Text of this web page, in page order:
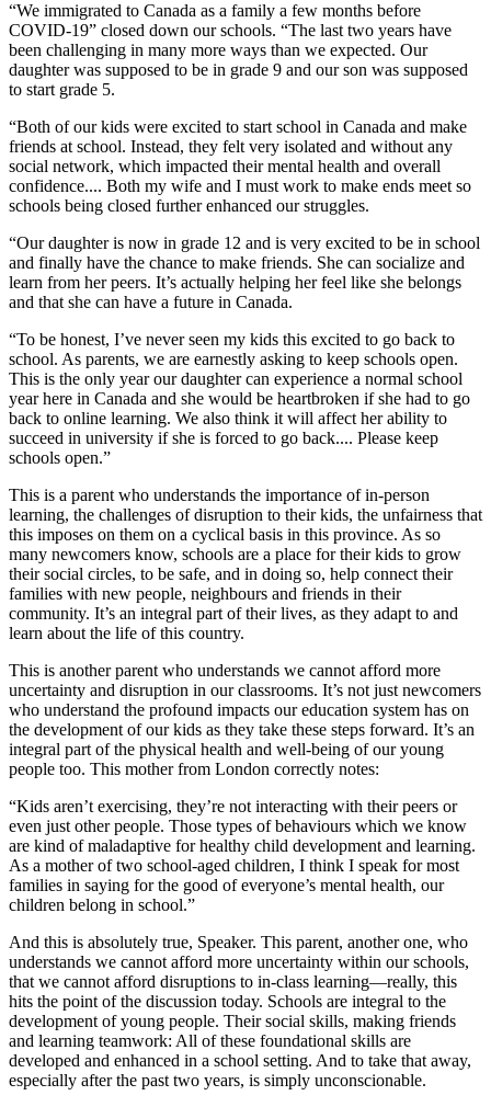
“We immigrated to Canada as a family a few months before
COVID-19” closed down our schools. “The last two years have
been challenging in many more ways than we expected. Our
daughter was supposed to be in grade 9 and our son was supposed
to start grade 5.
“Both of our kids were excited to start school in Canada and make
friends at school. Instead, they felt very isolated and without any
social network, which impacted their mental health and overall
confidence.... Both my wife and I must work to make ends meet so
schools being closed further enhanced our struggles.
“Our daughter is now in grade 12 and is very excited to be in school
and finally have the chance to make friends. She can socialize and
learn from her peers. It’s actually helping her feel like she belongs
and that she can have a future in Canada.
“To be honest, I’ve never seen my kids this excited to go back to
school. As parents, we are earnestly asking to keep schools open.
This is the only year our daughter can experience a normal school
year here in Canada and she would be heartbroken if she had to go
back to online learning. We also think it will affect her ability to
succeed in university if she is forced to go back.... Please keep
schools open.”
This is a parent who understands the importance of in-person
learning, the challenges of disruption to their kids, the unfairness that
this imposes on them on a cyclical basis in this province. As so
many newcomers know, schools are a place for their kids to grow
their social circles, to be safe, and in doing so, help connect their
families with new people, neighbours and friends in their
community. It’s an integral part of their lives, as they adapt to and
learn about the life of this country.
This is another parent who understands we cannot afford more
uncertainty and disruption in our classrooms. It’s not just newcomers
who understand the profound impacts our education system has on
the development of our kids as they take these steps forward. It’s an
integral part of the physical health and well-being of our young
people too. This mother from London correctly notes:
“Kids aren’t exercising, they’re not interacting with their peers or
even just other people. Those types of behaviours which we know
are kind of maladaptive for healthy child development and learning.
As a mother of two school-aged children, I think I speak for most
families in saying for the good of everyone’s mental health, our
children belong in school.”
And this is absolutely true, Speaker. This parent, another one, who
understands we cannot afford more uncertainty within our schools,
that we cannot afford disruptions to in-class learning—really, this
hits the point of the discussion today. Schools are integral to the
development of young people. Their social skills, making friends
and learning teamwork: All of these foundational skills are
developed and enhanced in a school setting. And to take that away,
especially after the past two years, is simply unconscionable.